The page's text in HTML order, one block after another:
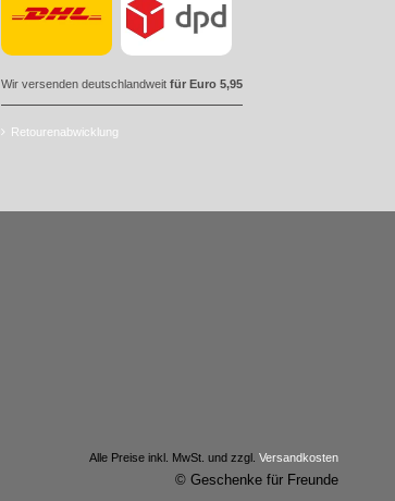
Wir versenden deutschlandweit für Euro 5,95
Retourenabwicklung
Alle Preise inkl. MwSt. und zzgl. Versandkosten
© Geschenke für Freunde